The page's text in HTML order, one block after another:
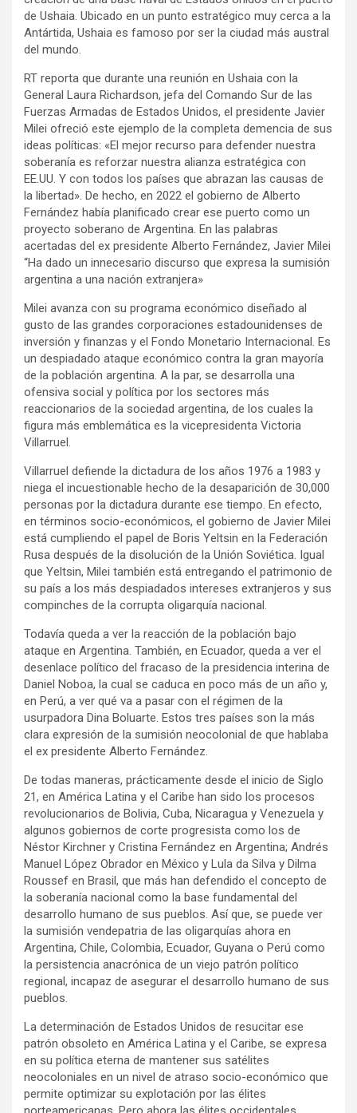
de Ushaia. Ubicado en un punto estratégico muy cerca a la
Antártida, Ushaia es famoso por ser la ciudad más austral
del mundo.
RT reporta que durante una reunión en Ushaia con la
General Laura Richardson, jefa del Comando Sur de las
Fuerzas Armadas de Estados Unidos, el presidente Javier
Milei ofreció este ejemplo de la completa demencia de sus
ideas políticas: «El mejor recurso para defender nuestra
soberanía es reforzar nuestra alianza estratégica con
EE.UU. Y con todos los países que abrazan las causas de
la libertad». De hecho, en 2022 el gobierno de Alberto
Fernández había planificado crear ese puerto como un
proyecto soberano de Argentina. En las palabras
acertadas del ex presidente Alberto Fernández, Javier Milei
“Ha dado un innecesario discurso que expresa la sumisión
argentina a una nación extranjera»
Milei avanza con su programa económico diseñado al
gusto de las grandes corporaciones estadounidenses de
inversión y finanzas y el Fondo Monetario Internacional. Es
un despiadado ataque económico contra la gran mayoría
de la población argentina. A la par, se desarrolla una
ofensiva social y política por los sectores más
reaccionarios de la sociedad argentina, de los cuales la
figura más emblemática es la vicepresidenta Victoria
Villarruel.
Villarruel defiende la dictadura de los años 1976 a 1983 y
niega el incuestionable hecho de la desaparición de 30,000
personas por la dictadura durante ese tiempo. En efecto,
en términos socio-económicos, el gobierno de Javier Milei
está cumpliendo el papel de Boris Yeltsin en la Federación
Rusa después de la disolución de la Unión Soviética. Igual
que Yeltsin, Milei también está entregando el patrimonio de
su país a los más despiadados intereses extranjeros y sus
compinches de la corrupta oligarquía nacional.
Todavía queda a ver la reacción de la población bajo
ataque en Argentina. También, en Ecuador, queda a ver el
desenlace político del fracaso de la presidencia interina de
Daniel Noboa, la cual se caduca en poco más de un año y,
en Perú, a ver qué va a pasar con el régimen de la
usurpadora Dina Boluarte. Estos tres países son la más
clara expresión de la sumisión neocolonial de que hablaba
el ex presidente Alberto Fernández.
De todas maneras, prácticamente desde el inicio de Siglo
21, en América Latina y el Caribe han sido los procesos
revolucionarios de Bolivia, Cuba, Nicaragua y Venezuela y
algunos gobiernos de corte progresista como los de
Néstor Kirchner y Cristina Fernández en Argentina; Andrés
Manuel López Obrador en México y Lula da Silva y Dilma
Roussef en Brasil, que más han defendido el concepto de
la soberanía nacional como la base fundamental del
desarrollo humano de sus pueblos. Así que, se puede ver
la sumisión vendepatria de las oligarquías ahora en
Argentina, Chile, Colombia, Ecuador, Guyana o Perú como
la persistencia anacrónica de un viejo patrón político
regional, incapaz de asegurar el desarrollo humano de sus
pueblos.
La determinación de Estados Unidos de resucitar ese
patrón obsoleto en América Latina y el Caribe, se expresa
en su política eterna de mantener sus satélites
neocoloniales en un nivel de atraso socio-económico que
permite optimizar su explotación por las élites